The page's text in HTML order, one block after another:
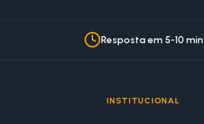
Resposta em 5-10 min
INSTITUCIONAL